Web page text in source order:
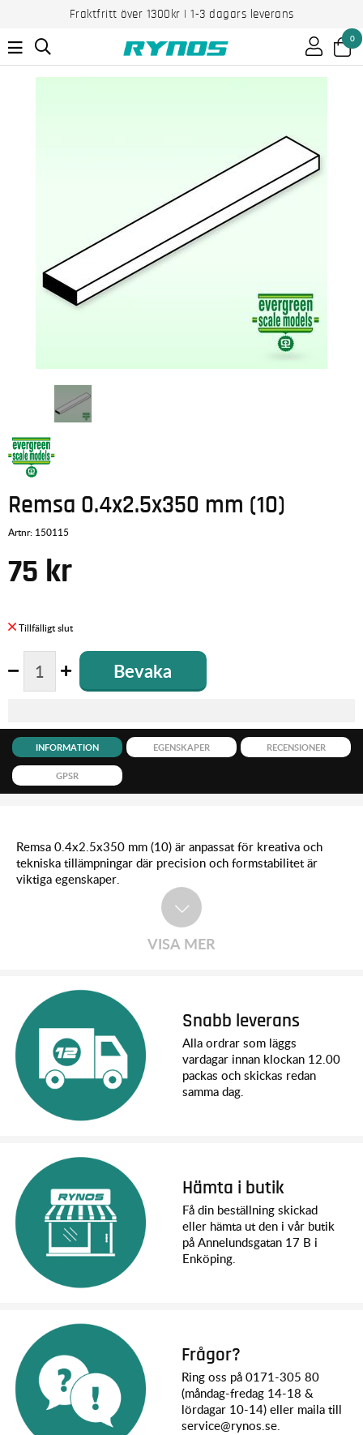
Fraktfritt över 1300kr | 1-3 dagars leverans
0
Remsa 0.4x2.5x350 mm (10)
Artnr: 150115
75 kr
Bevaka
INFORMATION EGENSKAPER RECENSIONER
GPSR
Remsa 0.4x2.5x350 mm (10) är anpassat för kreativa och
tekniska tillämpningar där precision och formstabilitet är
viktiga egenskaper.
VISA MER
Snabb leverans
Alla ordrar som läggs
vardagar innan klockan 12.00
packas och skickas redan
samma dag.
Hämta i butik
Få din beställning skickad
eller hämta ut den i vår butik
på Annelundsgatan 17 B i
Enköping.
Frågor?
Ring oss på 0171-305 80
(måndag-fredag 14-18 &
lördagar 10-14) eller maila till
service@rynos.se.